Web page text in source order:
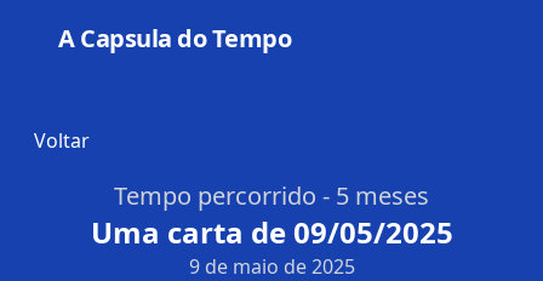
A Capsula do Tempo
Voltar
Tempo percorrido - 5 meses
Uma carta de 09/05/2025
9 de maio de 2025